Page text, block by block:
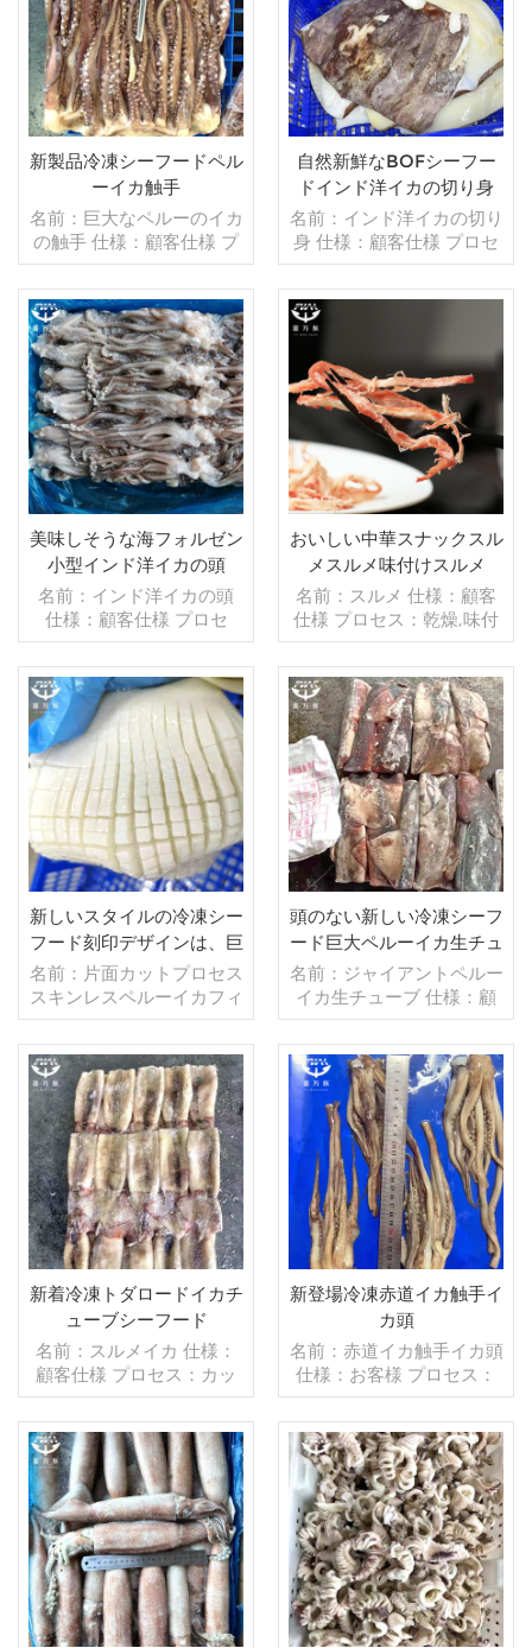
新製品冷凍シーフードペル
ーイカ触手
名前：巨大なペルーのイカ
の触手 仕様：顧客仕様 プ
ロセス：カット グレージ
ング：BQF 40％（カスタ
マイズ可能） 包装：1kg/
バッグ,10kg /織りバッグ
（カスタマイズ可能） 販
売モデル：卸売/輸出 min .
注文：20フィートコンテ
ナ/40フィートコンテナ 支
払い：TT/С確認された取
消不能のLCを一目で 発
送：入金確認後20日以内
起源：中国 ブランド：fu
wang hang
続きを読む
自然新鮮なBOFシーフー
ドインド洋イカの切り身
名前：インド洋イカの切り
身 仕様：顧客仕様 プロセ
ス：カット グレージン
グ：BQF 40％（カスタマ
イズ可能） 包装：1kg/バ
ッグ,10kg /織りバッグ
（カスタマイズ可能） 販
売モデル：卸売/輸出 min .
注文：20フィートコンテ
ナ/40フィートコンテナ 支
払い：TT/С確認された取
消不能のLCを一目で 発
送：入金確認後20日以内
起源：中国 ブランド：fu
wang hang
美味しそうな海フォルゼン
小型インド洋イカの頭
名前：インド洋イカの頭
仕様：顧客仕様 プロセ
ス：カット グレージン
グ：BQF 40％（カスタマ
イズ可能） 包装：1kg/バ
ッグ,10kg /織りバッグ
（カスタマイズ可能） 販
売モデル：卸売/輸出 min .
注文：20フィートコンテ
ナ/40フィートコンテナ 支
払い：TT/С確認された取
消不能のLCを一目で 発
送：入金確認後20日以内
起源：中国 ブランド：fu
wang hang
続きを読む
おいしい中華スナックスル
メスルメ味付けスルメ
名前：スルメ 仕様：顧客
仕様 プロセス：乾燥,味付
け グレージング：IQF
40％（カスタマイズ可
能） 包装：1kg/バッ
グ,10kg /織りバッグ（カ
スタマイズ可能） 販売モ
デル：卸売/輸出 min .注
文：20フィートコンテ
ナ/40フィートコンテナ 支
払い：TT/С確認された取
消不能のLCを一目で 発
送：入金確認後20日以内
起源：中国 ブランド：fu
wang hang
続きを読む
新しいスタイルの冷凍シー
フード刻印デザインは、巨
大なペルーのイカの切り身
の皮をブロックカットしま
す
名前：片面カットプロセス
スキンレスペルーイカフィ
レット 仕様：顧客仕様 プ
ロセス：スキンオフ,カッ
ト グレージング：BQF
40％（カスタマイズ可
能） 包装：1kg/バッ
グ,10kg /織りバッグ（カ
スタマイズ可能） 販売モ
デル：卸売/輸出 min .注
文：20フィートコンテ
ナ/40フィートコンテナ 支
払い：TT/С確認された取
消不能のLCを一目で 発
送：入金確認後20日以内
起源：中国 ブランド：fu
wan hang
続きを読む
頭のない新しい冷凍シーフ
ード巨大ペルーイカ生チュ
ーブ
名前：ジャイアントペルー
イカ生チューブ 仕様：顧
客仕様 プロセス：カット
グレージング：BQF 40％
（カスタマイズ可能） 包
装：1kg/バッグ,10kg /織
りバッグ（カスタマイズ可
能） 販売モデル：卸売/輸
出 min .注文：20フィート
コンテナ/40フィートコン
テナ 支払い：TT/С確認さ
れた取消不能のLCを一目
で 発送：入金確認後20日
以内 起源：中国 ブラン
ド：fu wan hang
続きを読む
新着冷凍トダロードイカチ
ューブシーフード
名前：スルメイカ 仕様：
顧客仕様 プロセス：カッ
ト グレージング：IQF
40％（カスタマイズ可
能） 包装：1kg/バッ
グ,10kg /織りバッグ（カ
スタマイズ可能） 販売モ
デル：卸売/輸出 min .注
文：20フィートコンテ
ナ/40フィートコンテナ 支
払い：TT/С確認された取
消不能のLCを一目で 発
送：入金確認後20日以内
続きを読む
新登場冷凍赤道イカ触手イ
カ頭
名前：赤道イカ触手イカ頭
仕様：お客様 プロセス：
カット グレージング：
BQF 40％（カスタマイズ
可能） 包装：1kg/バッ
グ,10kg /織りバッグ（カ
スタマイズ可能） 販売モ
デル：卸売/輸出 min .注
文：20フィートコンテ
ナ/40フィートコンテナ 支
払い：TT/С確認された取
消不能のLCを一目で 発
送：入金確認後20日以内
続きを読む